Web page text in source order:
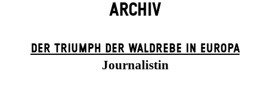
ARCHIV
DER TRIUMPH DER WALDREBE IN EUROPA
Journalistin